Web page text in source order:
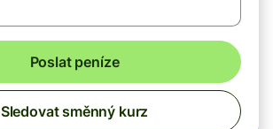
Poslat peníze
Sledovat směnný kurz